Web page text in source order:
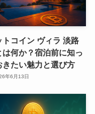
トコイン ヴィラ 淡路
は何か？宿泊前に知っ
きたい魅力と選び方
年6月13日